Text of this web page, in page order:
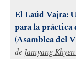
El Laúd Vajra:
para la
(Asamblea del
deJamyang